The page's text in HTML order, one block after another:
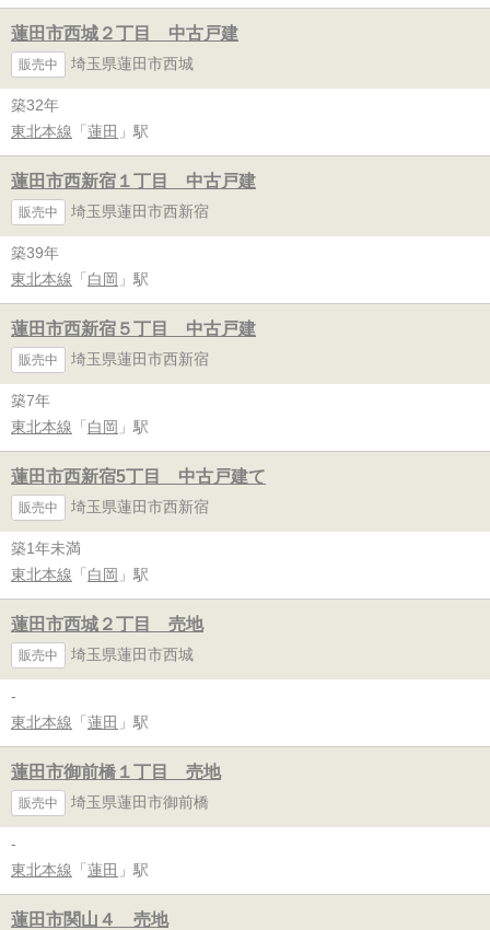
蓮田市西城２丁目 中古戸建
販売中 埼玉県蓮田市西城
築32年
東北本線 「 蓮田 」駅
蓮田市西新宿１丁目 中古戸建
販売中 埼玉県蓮田市西新宿
築39年
東北本線 「 白岡 」駅
蓮田市西新宿５丁目 中古戸建
販売中 埼玉県蓮田市西新宿
築7年
東北本線 「 白岡 」駅
蓮田市西新宿5丁目 中古戸建て
販売中 埼玉県蓮田市西新宿
築1年未満
東北本線 「 白岡 」駅
蓮田市西城２丁目 売地
販売中 埼玉県蓮田市西城
-
東北本線 「 蓮田 」駅
蓮田市御前橋１丁目 売地
販売中 埼玉県蓮田市御前橋
-
東北本線 「 蓮田 」駅
蓮田市関山４ 売地